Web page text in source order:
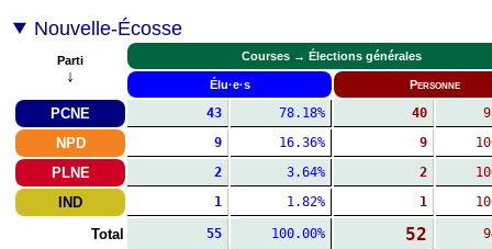
Nouvelle-Écosse
Parti
↓
Courses → Élections générales
Élu·e·s Personne
PCNE 43 78.18% 40
NPD 9 16.36% 9
PLNE 2 3.64% 2
IND 1 1.82% 1
Total 55 100.00% 52